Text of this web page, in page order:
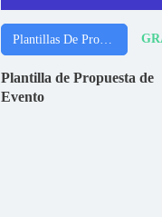
Plantillas De Propuestas
Plantilla de Propuesta de
Evento